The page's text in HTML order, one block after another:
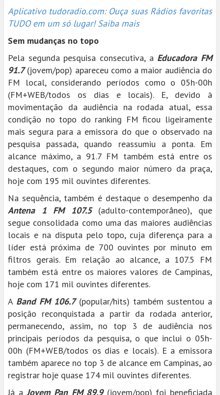
Aplicativo tudoradio.com: Ouça suas Rádios favoritas
TUDO em um só lugar! Saiba mais
Sem mudanças no topo
Pela segunda pesquisa consecutiva, a Educadora FM
91.7(jovem/pop) apareceu como a maior audiência do
FM local, considerando períodos como o 05h-00h
(FM+WEB/todos os dias e locais). E, devido à
movimentação da audiência na rodada atual, essa
condição no topo do ranking FM ficou ligeiramente
mais segura para a emissora do que o observado na
pesquisa passada, quando reassumiu a ponta. Em
alcance máximo, a 91.7 FM também está entre os
destaques, com o segundo maior número da praça,
hoje com 195 mil ouvintes diferentes.
Na sequência, também é destaque o desempenho da
Antena 1 FM 107.5(adulto-contemporâneo), que
segue consolidada como uma das maiores audiências
locais e na disputa pelo topo, cuja diferença para a
líder está próxima de 700 ouvintes por minuto em
filtros gerais. Em relação ao alcance, a 107.5 FM
também está entre os maiores valores de Campinas,
hoje com 171 mil ouvintes diferentes.
A Band FM 106.7(popular/hits) também sustentou a
posição reconquistada a partir da rodada anterior,
permanecendo, assim, no top 3 de audiência nos
principais períodos da pesquisa, o que inclui o 05h-
00h (FM+WEB/todos os dias e locais). E a emissora
também aparece no top 3 de alcance em Campinas, ao
registrar hoje quase 174 mil ouvintes diferentes.
Já aJovem Pan FM 89.9(jovem/pop) foi beneficiada